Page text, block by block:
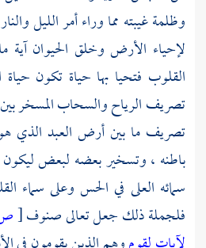
وظلمة غيبته مما وراء أمر الليل
لإحياء الأرض وخلق الحيوان
القلوب فتحيا بها حياة تكون
تصريف الرياح والسحاب المسخر
تصريف ما بين أرض العبد الذي
باطنه ، وتسخير بعضه لبعض ليكون
سمائه العلى في الحس وعلى سماء
فلجملة ذلك جعل تعالى صنوف[